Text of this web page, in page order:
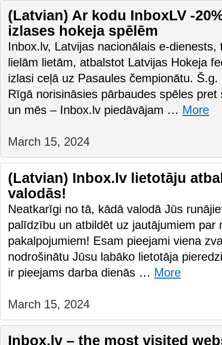
(Latvian) Ar kodu InboxLV -
izlases hokeja spēlēm
Inbox.lv, Latvijas nacionālais e-
lielām lietām, atbalstot Latvijas Hokeja
izlasi ceļā uz Pasaules čempionātu.
Rīgā norisināsies pārbaudes spēles
un mēs – Inbox.lv piedāvājam … More
March 15, 2024
(Latvian) Inbox.lv lietotāju
valodās!
Neatkarīgi no tā, kādā valodā Jūs
palīdzību un atbildēt uz jautājumiem par
pakalpojumiem! Esam pieejami viena
nodrošinātu Jūsu labāko lietotāja
ir pieejams darba dienās … More
March 15, 2024
Inbox.lv – the most visited